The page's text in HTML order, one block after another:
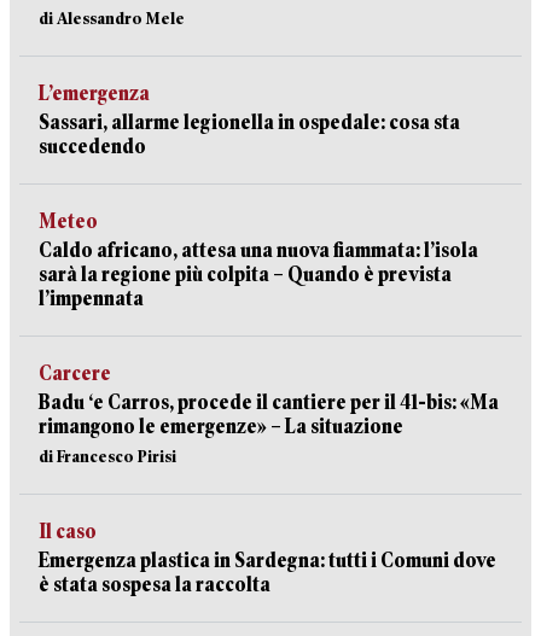
di Alessandro Mele
L’emergenza
Sassari, allarme legionella in ospedale: cosa sta
succedendo
Meteo
Caldo africano, attesa una nuova fiammata: l’isola
sarà la regione più colpita – Quando è prevista
l’impennata
Carcere
Badu ‘e Carros, procede il cantiere per il 41-bis: «Ma
rimangono le emergenze» – La situazione
di Francesco Pirisi
Il caso
Emergenza plastica in Sardegna: tutti i Comuni dove
è stata sospesa la raccolta